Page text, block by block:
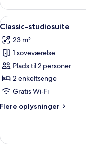
værelse
til
3
Indlæs
alle
billeder
af
Classic-
studiosuite
8
Classic-studiosuite
23 m²
1 soveværelse
Plads til 2 personer
2 enkeltsenge
Gratis Wi-Fi
Flere oplysninger
Flere
studiosuite